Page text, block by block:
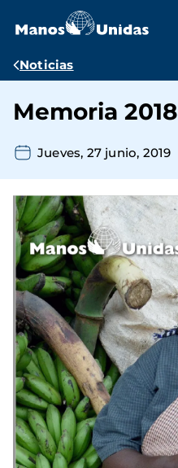
contenido
Ruta
navegación
Noticias
Memoria 2018
Jueves, 27 junio, 2019